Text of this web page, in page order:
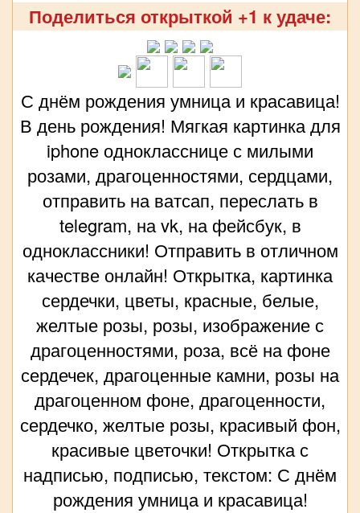
Поделиться открыткой +1 к удаче:
С днём рождения умница и красавица!
В день рождения! Мягкая картинка для
iphone однокласснице с милыми
розами, драгоценностями, сердцами,
отправить на ватсап, переслать в
telegram, на vk, на фейсбук, в
одноклассники! Отправить в отличном
качестве онлайн! Открытка, картинка
сердечки, цветы, красные, белые,
желтые розы, розы, изображение с
драгоценностями, роза, всё на фоне
сердечек, драгоценные камни, розы на
драгоценном фоне, драгоценности,
сердечко, желтые розы, красивый фон,
красивые цветочки! Открытка с
надписью, подписью, текстом: С днём
рождения умница и красавица!